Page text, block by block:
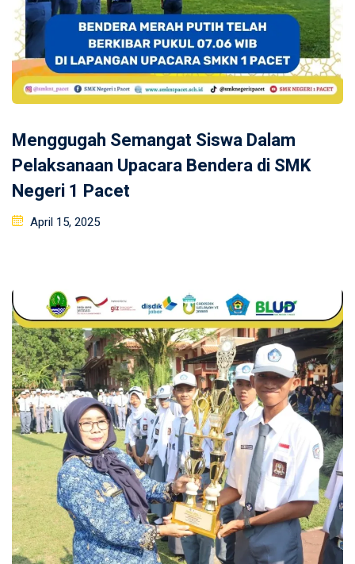
Menggugah Semangat Siswa Dalam
Pelaksanaan Upacara Bendera di SMK
Negeri 1 Pacet
Posted
April 15, 2025